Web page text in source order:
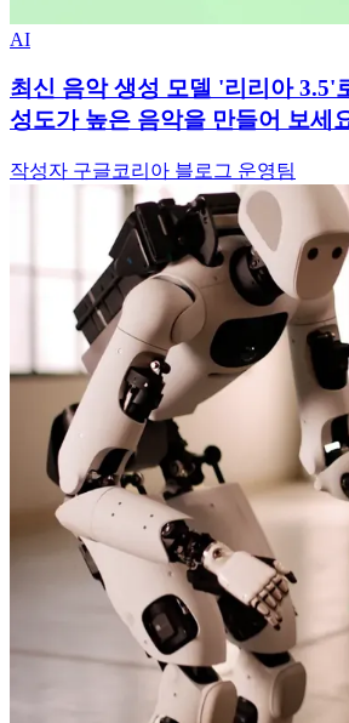
AI
최신 음악 생성 모델 '리리아 3.5'
성도가 높은 음악을 만들어 보세
작성자 구글코리아 블로그 운영팀